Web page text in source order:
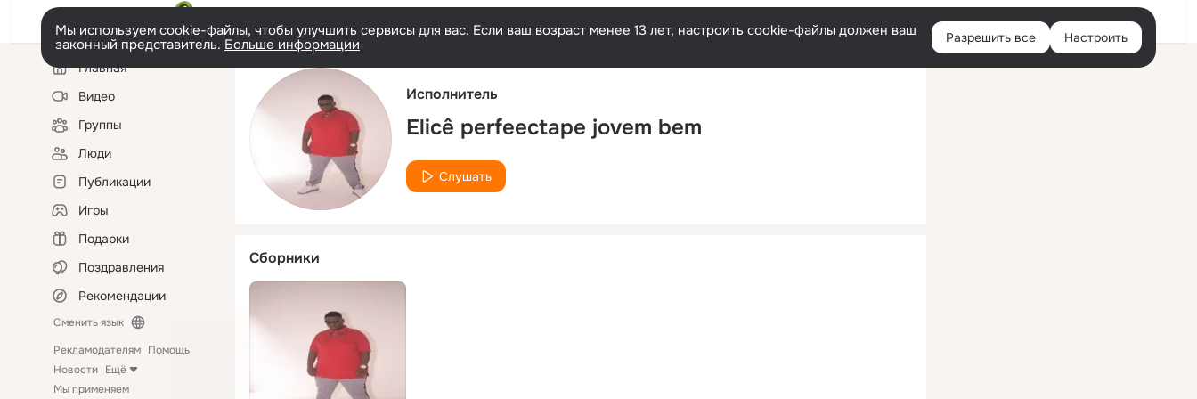
Русский Войти
Мы используем cookie-файлы, чтобы улучшить сервисы для вас. Если ваш возраст менее 13 лет, настроить cookie-файлы должен ваш
законный представитель. Больше информации Разрешить все Настроить
Левая
колонкаГлавная
Видео
Группы
Люди
Публикации
Игры
Подарки
Поздравления
Рекомендации
Сменить язык
Рекламодателям Помощь
Новости Ещё
Мы применяем
Исполнитель
Elicê perfeectape jovem bem
Слушать
Сборники